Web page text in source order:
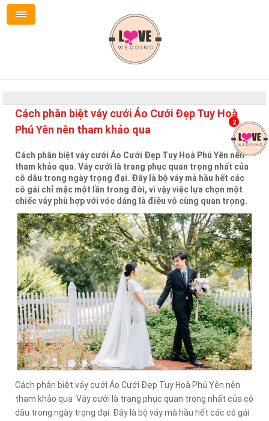
Cách phân biệt váy cưới Áo Cưới Đẹp Tuy Hoà
Phú Yên nên tham khảo qua
Cách phân biệt váy cưới Áo Cưới Đẹp Tuy Hoà Phú Yên nên
tham khảo qua. Váy cưới là trang phục quan trọng nhất của
cô dâu trong ngày trọng đại. Đây là bộ váy mà hầu hết các
cô gái chỉ mặc một lần trong đời, vì vậy việc lựa chọn một
chiếc váy phù hợp với vóc dáng là điều vô cùng quan trọng.
Cách phân biệt váy cưới Áo Cưới Đẹp Tuy Hoà Phú Yên nên
tham khảo qua Váy cưới là trang phục quan trọng nhất của cô
dâu trong ngày trọng đại. Đây là bộ váy mà hầu hết các cô gái
2